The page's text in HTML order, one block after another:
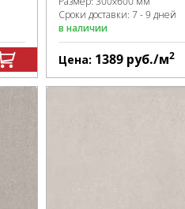
Сроки доставки: 7 - 9 дней
в наличии
Цена: 1389 руб./м2